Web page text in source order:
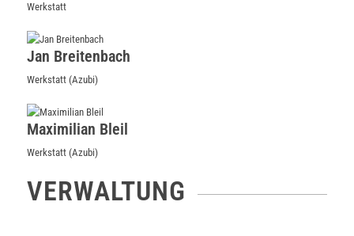
Werkstatt
Jan Breitenbach
Werkstatt (Azubi)
Maximilian Bleil
Werkstatt (Azubi)
VERWALTUNG